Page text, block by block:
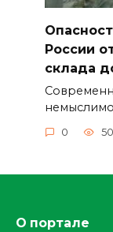
России
склада
0 50
О портале